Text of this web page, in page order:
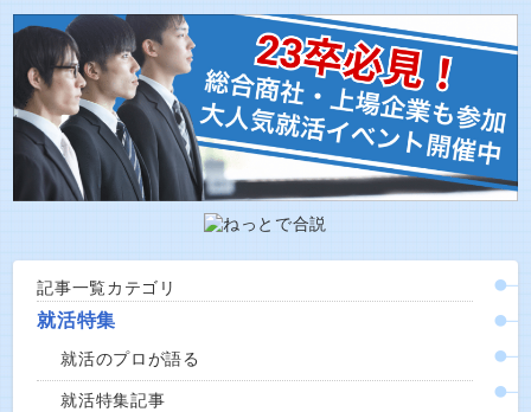
記事一覧カテゴリ
就活特集
就活のプロが語る
就活特集記事